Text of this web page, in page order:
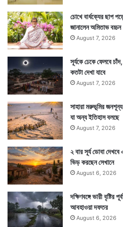
চোখে বার্ধক্যের ছাপ
জানালেন অমিতাভ বচ্চন
August 7, 2026
সূর্যকে ঢেকে ফেলবে
কতটা দেখা যাবে
August 7, 2026
সাহারা মরুভূমির
যা অন্য ইতিহাস বলছে
August 7, 2026
২ বার সূর্য ডোবা
ভিড় করছেন সেখানে
August 6, 2026
দক্ষিণবঙ্গে ভারী বৃষ্টির
আবহাওয়া দফতর
August 6, 2026